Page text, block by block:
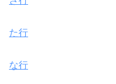
た行
な行